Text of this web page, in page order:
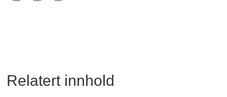
Relatert innhold